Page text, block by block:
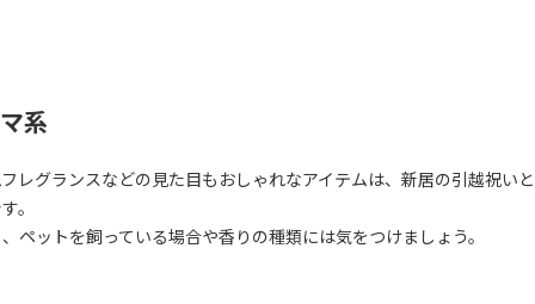
系
レグランスなどの見た目もおしゃれなアイテムは、新居の引越祝い
。
ペットを飼っている場合や香りの種類には気をつけましょう。